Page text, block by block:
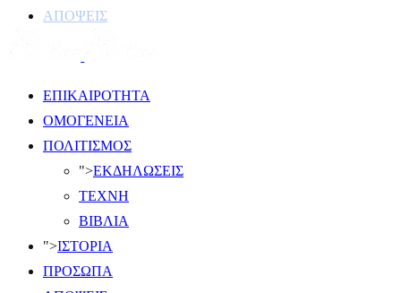
ΑΠΟΨΕΙΣ
ΕΠΙΚΑΙΡΟΤΗΤΑ
ΟΜΟΓΕΝΕΙΑ
ΠΟΛΙΤΙΣΜΟΣ
">ΕΚΔΗΛΩΣΕΙΣ
ΤΕΧΝΗ
ΒΙΒΛΙΑ
">ΙΣΤΟΡΙΑ
ΠΡΟΣΩΠΑ